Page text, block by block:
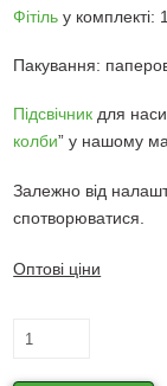
Фітіль у
Пакування:
Підсвічник для
колби” у нашому
Залежно від
спотворюватися.
Оптові ціни
Червоні